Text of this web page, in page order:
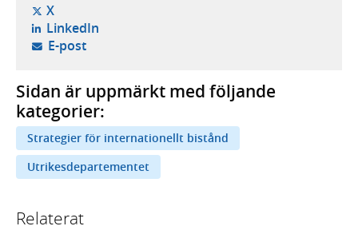
X- öppnas i ny flik, extern webbplats,
LinkedIn- öppnas i ny flik, extern webbplats,
E-post- öppnar din e-postklient,
Sidan är uppmärkt med följande
kategorier:
Strategier för internationellt bistånd
Utrikesdepartementet
Relaterat